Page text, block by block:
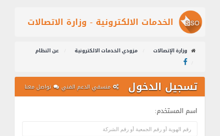
الخدمات الالكترونية - وزارة الاتصالات
وزارة الإتصالات مزودي الخدمات الالكترونية عن النظام
تسجيل الدخول منسقي الدعم الفني تواصل معنا
اسم المستخدم: